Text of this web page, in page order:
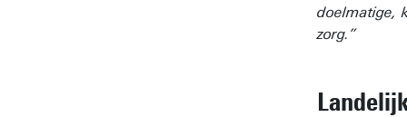
doelmatige,
zorg.”